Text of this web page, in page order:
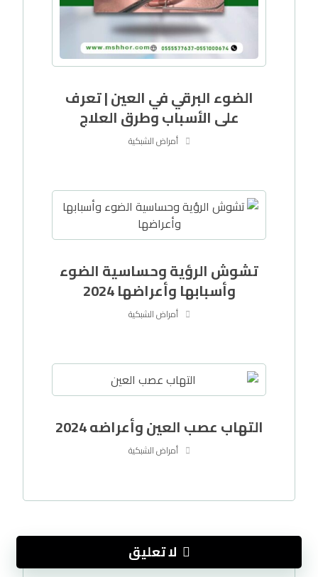
الضوء البرقي في العين | تعرف
على الأسباب وطرق العلاج
أمراض الشبكية
تشوش الرؤية وحساسية الضوء
وأسبابها وأعراضها 2024
أمراض الشبكية
التهاب عصب العين وأعراضه 2024
أمراض الشبكية
لا تعليق